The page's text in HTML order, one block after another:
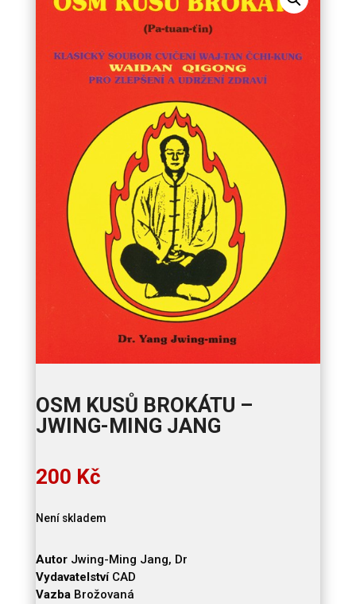
OSM KUSŮ BROKÁTU –
JWING-MING JANG
200 Kč
Není skladem
AutorJwing-Ming Jang, Dr
VydavatelstvíCAD
VazbaBrožovaná